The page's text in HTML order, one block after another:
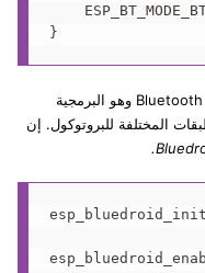
المهمّة الأخرى هي تفعيل الـBluetooth software stack وهو البرمجية
المختلفة للبروتوكول. إن